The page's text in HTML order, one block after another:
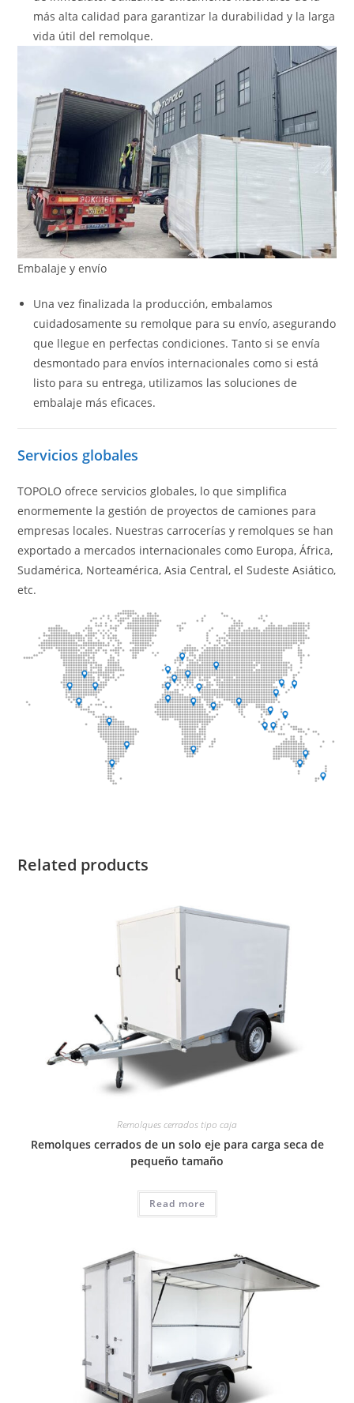
más alta calidad para garantizar la durabilidad y la larga
vida útil del remolque.
Embalaje y envío
Una vez finalizada la producción, embalamos
cuidadosamente su remolque para su envío, asegurando
que llegue en perfectas condiciones. Tanto si se envía
desmontado para envíos internacionales como si está
listo para su entrega, utilizamos las soluciones de
embalaje más eficaces.
Servicios globales
TOPOLO ofrece servicios globales, lo que simplifica
enormemente la gestión de proyectos de camiones para
empresas locales. Nuestras carrocerías y remolques se han
exportado a mercados internacionales como Europa, África,
Sudamérica, Norteamérica, Asia Central, el Sudeste Asiático,
etc.
Related products
Remolques cerrados tipo caja
Remolques cerrados de un solo eje para carga seca de
pequeño tamaño
Read more